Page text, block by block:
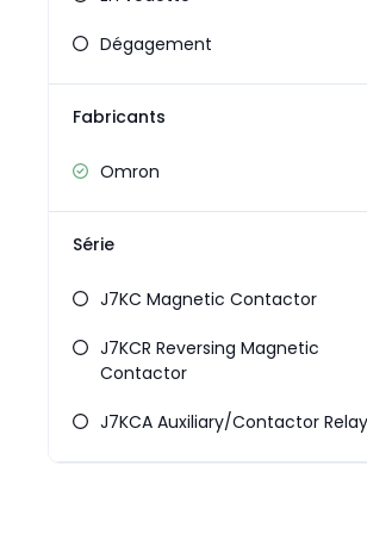
Pneumatiques
Produits d'alimentation
Capteurs et vision industrielle
Blocs terminaux
Promotions
Dégagement
Fabricants
Omron
Série
J7KC Magnetic Contactor
J7KCR Reversing Magnetic
Contactor
J7KCA Auxiliary/Contactor